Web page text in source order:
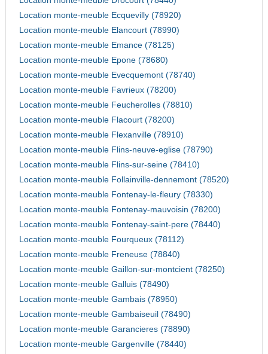
Location monte-meuble Ecquevilly (78920)
Location monte-meuble Elancourt (78990)
Location monte-meuble Emance (78125)
Location monte-meuble Epone (78680)
Location monte-meuble Evecquemont (78740)
Location monte-meuble Favrieux (78200)
Location monte-meuble Feucherolles (78810)
Location monte-meuble Flacourt (78200)
Location monte-meuble Flexanville (78910)
Location monte-meuble Flins-neuve-eglise (78790)
Location monte-meuble Flins-sur-seine (78410)
Location monte-meuble Follainville-dennemont (78520)
Location monte-meuble Fontenay-le-fleury (78330)
Location monte-meuble Fontenay-mauvoisin (78200)
Location monte-meuble Fontenay-saint-pere (78440)
Location monte-meuble Fourqueux (78112)
Location monte-meuble Freneuse (78840)
Location monte-meuble Gaillon-sur-montcient (78250)
Location monte-meuble Galluis (78490)
Location monte-meuble Gambais (78950)
Location monte-meuble Gambaiseuil (78490)
Location monte-meuble Garancieres (78890)
Location monte-meuble Gargenville (78440)